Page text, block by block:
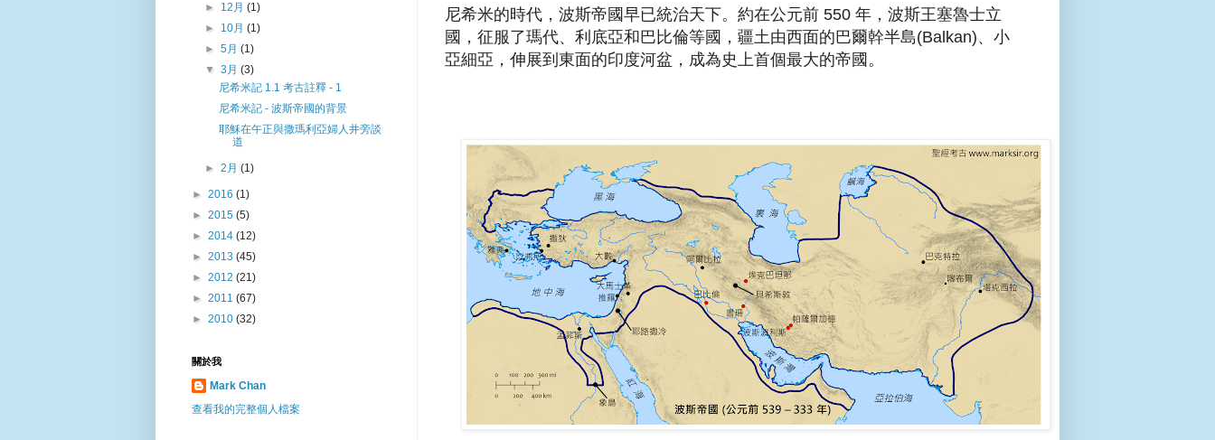
尼希米的時代，波斯帝國早已統治天下。約在公元前 550 年，波斯王塞魯士立
國，征服了瑪代、利底亞和巴比倫等國，疆土由西面的巴爾幹半島(Balkan)、小
亞細亞，伸展到東面的印度河盆，成為史上首個最大的帝國。
► 12月(1)
► 10月(1)
►5月(1)
▼3月(3)
尼希米記 1.1 考古註釋 - 1
尼希米記 - 波斯帝國的背景
耶穌在午正與撒瑪利亞婦人井旁談
道
►2月(1)
► 2016 (1)
► 2015 (5)
► 2014 (12)
► 2013 (45)
► 2012 (21)
► 2011 (67)
► 2010 (32)
關於我
Mark Chan
查看我的完整個人檔案